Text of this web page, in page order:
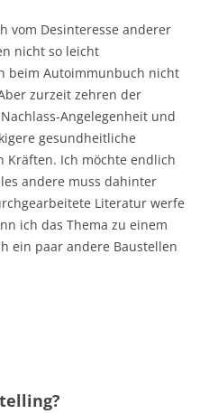
vom Desinteresse anderer
nicht so leicht
beim Autoimmunbuch nicht
zurzeit zehren der
Angelegenheit und
gesundheitliche
Kräften. Ich möchte endlich
andere muss dahinter
Literatur werfe
ich das Thema zu einem
ein paar andere Baustellen